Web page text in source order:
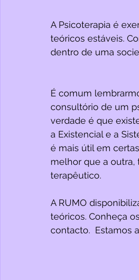
A Psicoterapia é
teóricos estáveis.
dentro de uma
É comum
consultório de um
verdade é que
a Existencial e a
é mais útil em
melhor que a
terapêutico.
A RUMO
teóricos. Conheça
contacto.  Estamos